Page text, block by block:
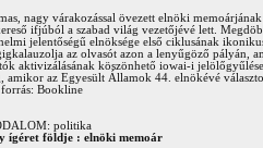
nagy várakozással övezett elnöki
ifjúból a szabad világ vezetőjévé lett.
jelentőségű elnöksége első ciklusának
az olvasót azon a lenyűgöző pályán,
aktivizálásának köszönhető iowai-i
amikor az Egyesült Államok 44. elnökévé
Bookline
politika
ígéret földje : elnöki memoár